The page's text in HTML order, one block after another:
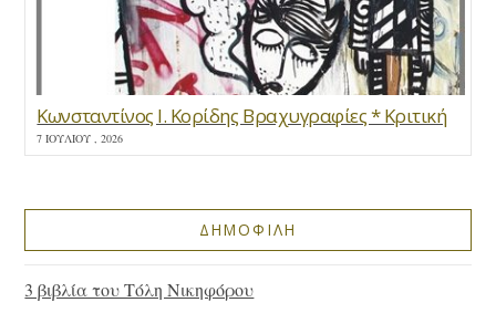
Κωνσταντίνος Ι. Κορίδης Βραχυγραφίες * Κριτική
7 ΙΟΥΛΊΟΥ , 2026
ΔΗΜΟΦΙΛΗ
3 βιβλία του Τόλη Νικηφόρου